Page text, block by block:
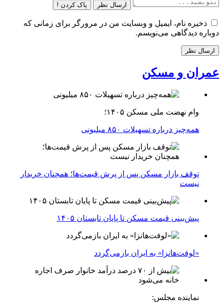
ارسال نظر پاک کردن !
ذخیره نام، ایمیل و وبسایت من در مرورگر برای زمانی که
دوباره دیدگاهی می‌نویسم.
عمران و مسکن
وام نهضت ملی مسکن ۱۴۰۵؛
همه‌چیز درباره تسهیلات ۸۵۰ میلیونی
توقف بازار مسکن پس از پرش قیمت‌ها؛ همچنان خریدار
نیست
پیش‌بینی قیمت مسکن تا پایان تابستان ۱۴۰۵
«لوفت‌هانزا» به ایران بازمی‌گردد
نماینده مجلس: